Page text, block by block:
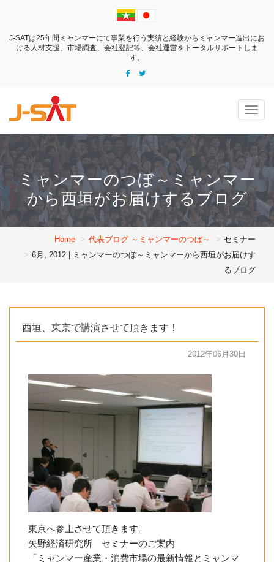
J-SATは25年間ミャンマーにて事業を行う実績と経験からミャンマー進出にお
ける 人材支援、市場調査、会社登記等、会社運営をトータルサポートしま
す。
ミャンマーのつぼ～ミャンマー
から西垣がお届けするブログ
Home 代表ブログ ～ミャンマーのつぼ～
セミナー
6月, 2012 | ミャンマーのつぼ～ミャンマーから西垣がお届けす
るブログ
西垣、東京で講演させて頂きます！
2012年06月30日
東京へ参上させて頂きます。
矢野経済研究所 セミナーのご案内
「ミャンマー産業・消費市場の最新情報とミャンマ